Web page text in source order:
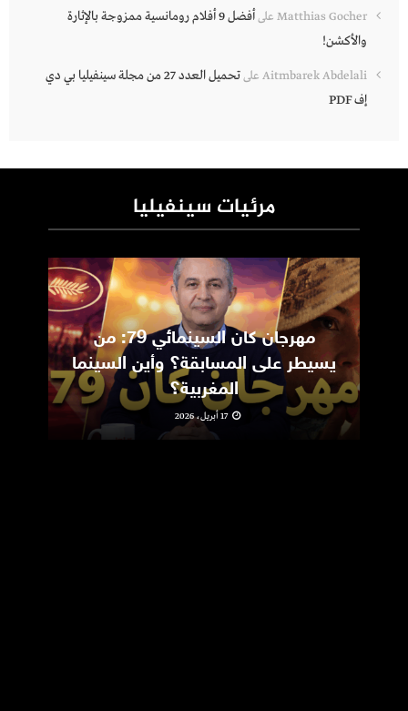
Matthias Gocher على
أفضل 9 أفلام رومانسية ممزوجة بالإثارة
والأكشن!
Aitmbarek Abdelali على
تحميل العدد 27 من مجلة سينفيليا بي دي
إف PDF
مرئيات سينفيليا
مهرجان كان السينمائي 79: من
يسيطر على المسابقة؟ وأين السينما
المغربية؟
17 أبريل، 2026